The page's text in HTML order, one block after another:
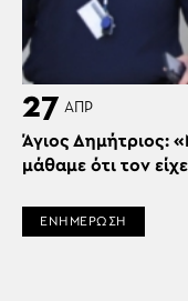
27 ΑΠΡ
Άγιος Δημήτριος:
μάθαμε ότι τον
ΕΝΗΜΕΡΩΣΗ